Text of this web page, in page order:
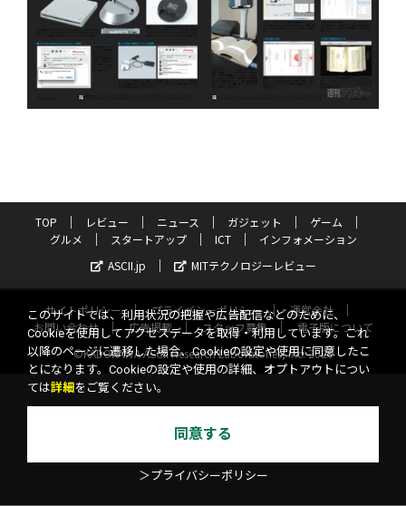
TOP レビュー ニュース ガジェット
ゲーム
グルメ
スタートアップ ICT
インフォメーション
ASCII.jp
MITテクノロジーレビュー
サイトポリシー プライバシーポリシー
運営会社
お問い合わせ
広告掲載 スタッフ募集
電子版について
©KADOKAWA ASCII Research Laboratories, Inc. 2026
このサイトでは、利用状況の把握や広告配信などのために、
Cookieを使用してアクセスデータを取得・利用しています。これ
以降のページに遷移した場合、Cookieの設定や使用に同意したこ
とになります。Cookieの設定や使用の詳細、オプトアウトについ
ては詳細 をご覧ください。
同意する
＞プライバシーポリシー